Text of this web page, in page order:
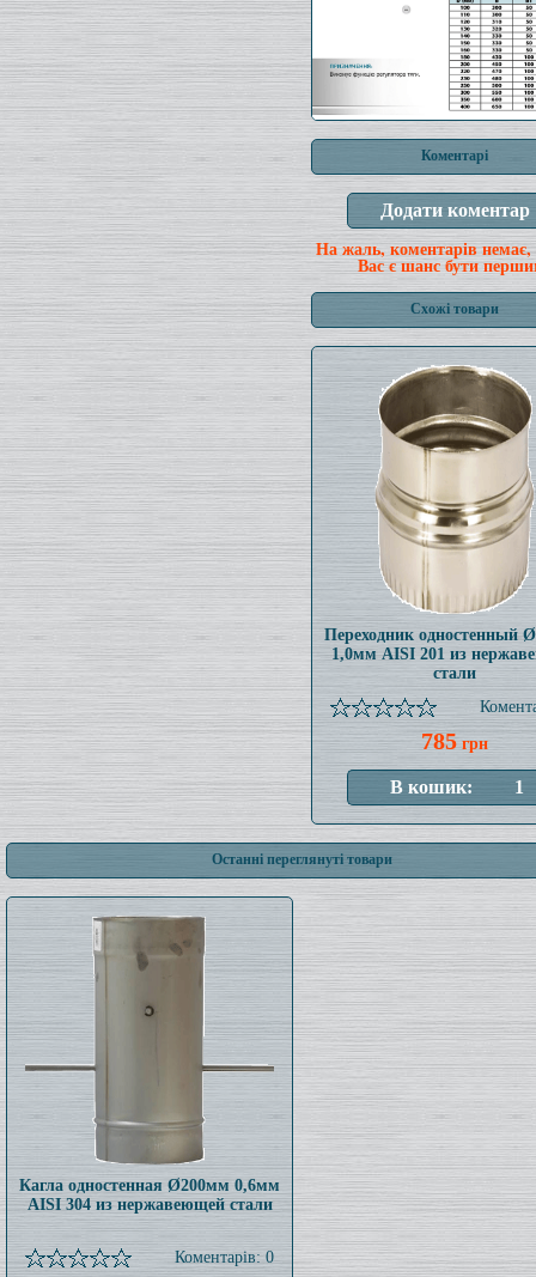
Коментарі
На жаль, коментарів немає,
Вас є шанс бути
Схожі товари
Переходник одностенный
1,0мм AISI 201 из
стали
785 грн
Останні переглянуті товари
Кагла одностенная Ø200мм 0,6мм
AISI 304 из нержавеющей стали
Коментарів: 0